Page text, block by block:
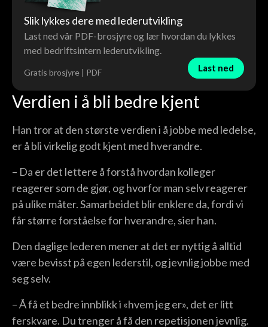
Slik lykkes dere med lederutvikling
Last ned vår PDF-brosjyre og lær hvordan du lykkes
med bedriftsintern lederutvikling.
Gratis brosjyre | PDF Last ned
Verdien i å bli bedre kjent
Han tror at den største verdien i å jobbe med ledelse,
er å bli virkelig godt kjent med hverandre.
– Da er det lettere å forstå hvordan kolleger
reagerer som de gjør, og hvorfor man selv reagerer
på ulike måter. Samarbeidet blir enklere da, fordi vi
får større forståelse for hverandre, sier han.
Den daglige lederen mener at det er nyttig å alltid
være bevisst på egen lederstil, og jevnlig jobbe med
seg selv.
– Å få et bedre innblikk i «hvem jeg er», det er litt
ferskvare. Du trenger å få den repetisjonen jevnlig.